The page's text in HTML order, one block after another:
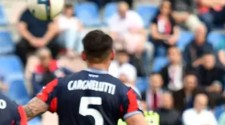
SPORT
CULTURA
AMBIENTE